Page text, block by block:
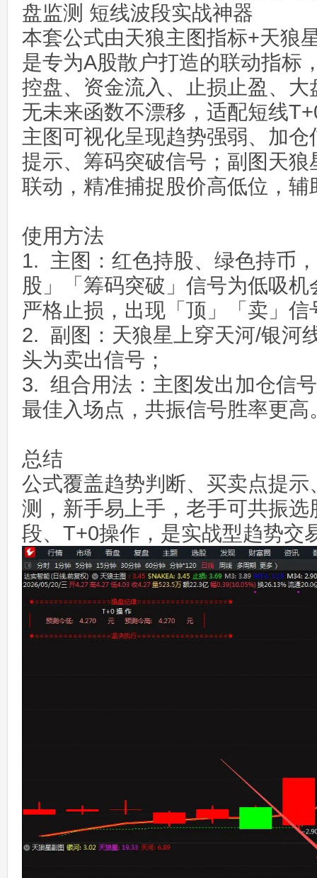
盘监测 短线波段实战神器
本套公式由天狼主图指标+天狼
是专为A股散户打造的联动指标
控盘、资金流入、止损止盈、
无未来函数不漂移，适配短线
主图可视化呈现趋势强弱、加
提示、筹码突破信号；副图天
联动，精准捕捉股价高低位，
使用方法
1. 主图：红色持股、绿色持币
股」「筹码突破」信号为低吸
严格止损，出现「顶」「卖」信
2. 副图：天狼星上穿天河/银河
头为卖出信号；
3. 组合用法：主图发出加仓信
最佳入场点，共振信号胜率更高
总结
公式覆盖趋势判断、买卖点提
测，新手易上手，老手可共振
段、T+0操作，是实战型趋势交